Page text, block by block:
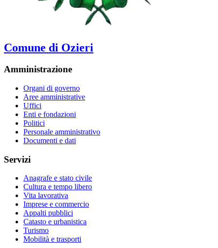
Comune di Ozieri
Amministrazione
Organi di governo
Aree amministrative
Uffici
Enti e fondazioni
Politici
Personale amministrativo
Documenti e dati
Servizi
Anagrafe e stato civile
Cultura e tempo libero
Vita lavorativa
Imprese e commercio
Appalti pubblici
Catasto e urbanistica
Turismo
Mobilità e trasporti